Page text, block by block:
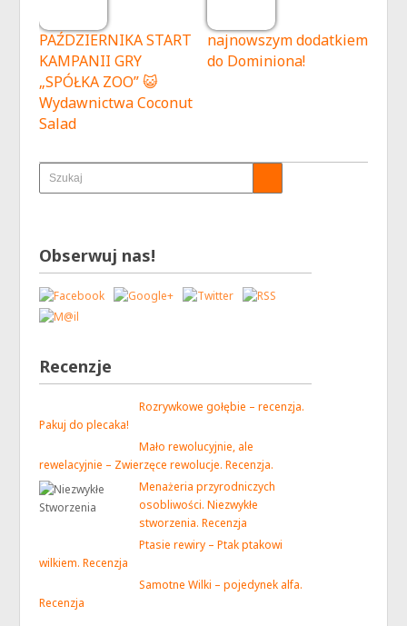
PAŹDZIERNIKA START
KAMPANII GRY
„SPÓŁKA ZOO” 😺
Wydawnictwa Coconut
Salad
najnowszym dodatkiem
do Dominiona!
Obserwuj nas!
Recenzje
Rozrywkowe gołębie – recenzja.
Pakuj do plecaka!
Mało rewolucyjnie, ale
rewelacyjnie – Zwierzęce rewolucje. Recenzja.
Menażeria przyrodniczych
osobliwości. Niezwykłe
stworzenia. Recenzja
Ptasie rewiry – Ptak ptakowi
wilkiem. Recenzja
Samotne Wilki – pojedynek alfa.
Recenzja